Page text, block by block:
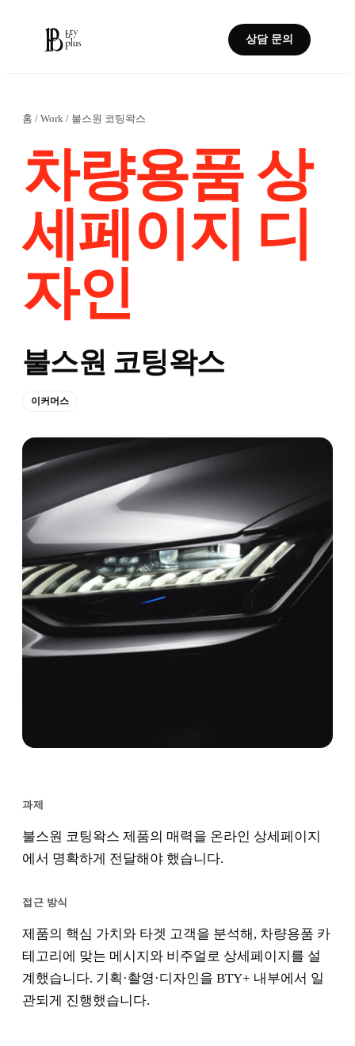
상담 문의
홈 / Work / 불스원 코팅왁스
차량용품 상
세페이지 디
자인
불스원 코팅왁스
이커머스
과제
불스원 코팅왁스 제품의 매력을 온라인 상세페이지
에서 명확하게 전달해야 했습니다.
접근 방식
제품의 핵심 가치와 타겟 고객을 분석해, 차량용품 카
테고리에 맞는 메시지와 비주얼로 상세페이지를 설
계했습니다. 기획·촬영·디자인을 BTY+ 내부에서 일
관되게 진행했습니다.